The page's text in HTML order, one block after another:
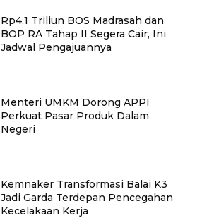
Rp4,1 Triliun BOS Madrasah dan
BOP RA Tahap II Segera Cair, Ini
Jadwal Pengajuannya
Menteri UMKM Dorong APPI
Perkuat Pasar Produk Dalam
Negeri
Kemnaker Transformasi Balai K3
Jadi Garda Terdepan Pencegahan
Kecelakaan Kerja